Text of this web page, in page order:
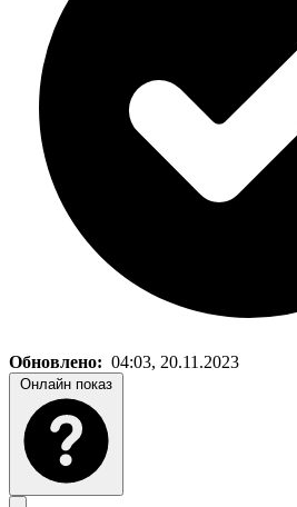
Обновлено: 04:03, 20.11.2023
Онлайн показ